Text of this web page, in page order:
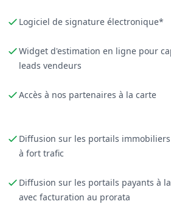
Logiciel de signature électronique*
Widget d'estimation en ligne pour
leads vendeurs
Accès à nos partenaires à la carte
Diffusion sur les portails
à fort trafic
Diffusion sur les portails payants à
avec facturation au prorata